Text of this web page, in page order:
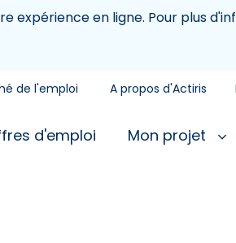
expérience en ligne. Pour plus
de l'emploi A propos d'Actiris
d'emploi Mon projet